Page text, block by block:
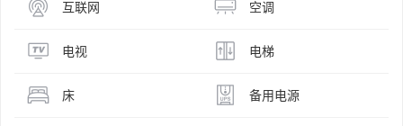
互联网 空调
电视 电梯
床 备用电源